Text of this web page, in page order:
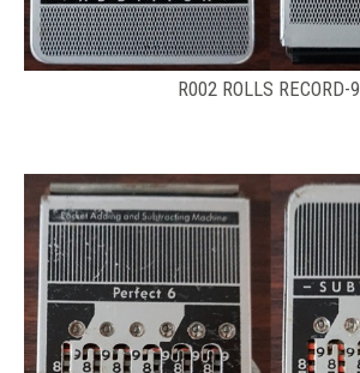
R002 ROLLS RECORD-9